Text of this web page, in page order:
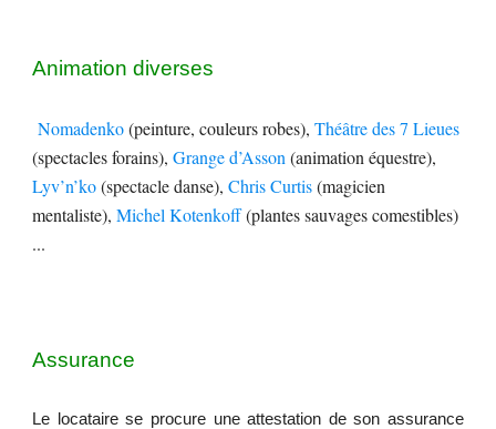
Animationdiverses
Nomadenko(peinture, couleurs robes),Théâtre des 7 Lieues
(spectacles forains),Grange d’Asson (animation équestre),
Lyv’n’ko(spectacle danse),Chris Curtis(magicien
mentaliste),Michel Kotenkoff(plantes sauvages comestibles)
...
Assurance
Le locataire se procure une attestation de son assurance